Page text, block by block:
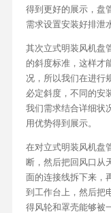
得到更好的展示，盘
需求设置安装好排泄
其次立式明装风机盘
的斜度标准，这样才
况，所以我们在进行
必定斜度，不同的安
我们需求结合详细状
用优势得到展示。
在对立式明装风机盘
断，然后把回风口从
面的连接线拆下来，
到工作台上，然后把
得风轮和罩壳能够被